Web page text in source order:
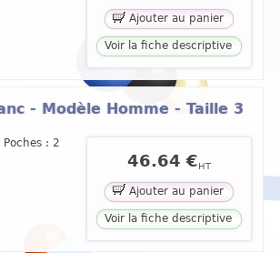
Ajouter au panier
Voir la fiche descriptive
- Modèle Homme - Taille 3
: 2
46.64 €HT
Ajouter au panier
Voir la fiche descriptive